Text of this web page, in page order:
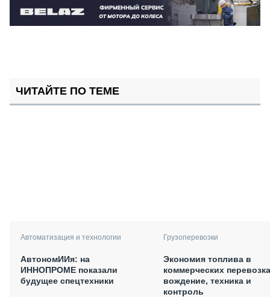
ЧИТАЙТЕ ПО ТЕМЕ
Автоматизация и технологии
АвтономИИя: на
ИННОПРОМЕ показали
будущее спецтехники
Грузоперевозки
Экономия топлива в
коммерческих
вождение, техника и
контроль